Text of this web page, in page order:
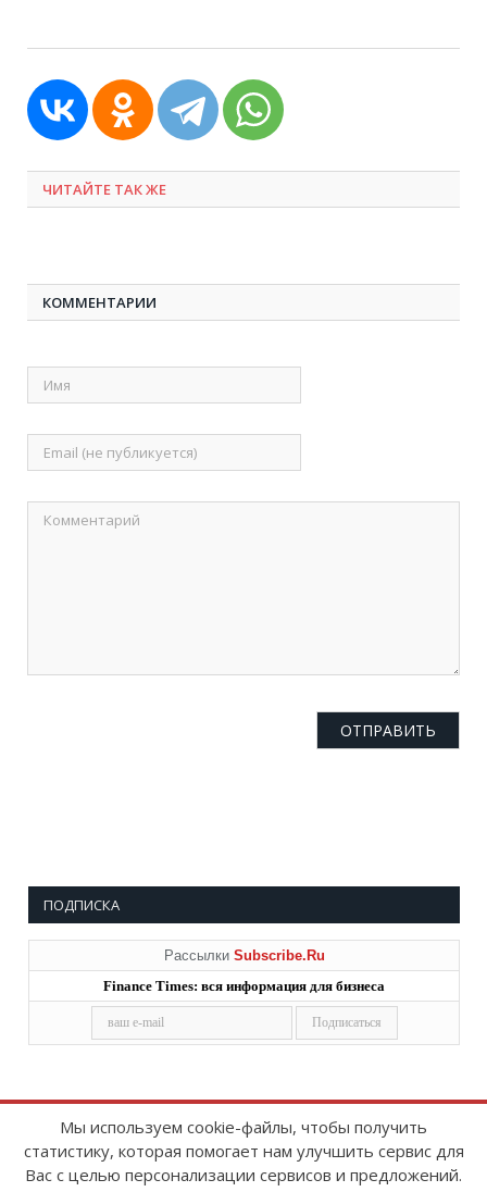
ЧИТАЙТЕ ТАК ЖЕ
КОММЕНТАРИИ
ПОДПИСКА
Рассылки Subscribe.Ru
Finance Times: вся информация для бизнеса
Copyright © 2008-2026FinanceTimes
Зарегистрировано в Роскомнадзоре
Мы используем cookie-файлы, чтобы получить
статистику, которая помогает нам улучшить сервис для
Вас с целью персонализации сервисов и предложений.